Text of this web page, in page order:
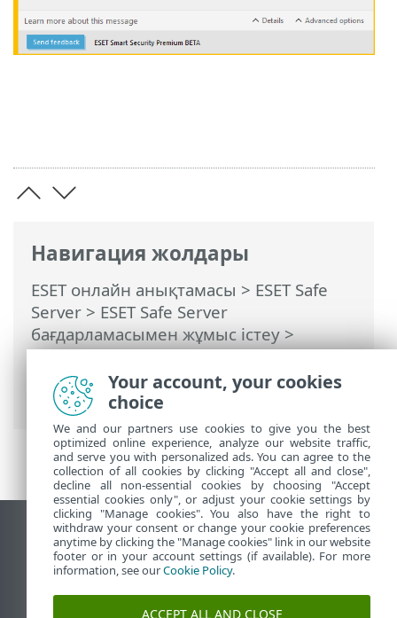
Навигация жолдары
ESET онлайн анықтамасы > ESET Safe
Server > ESET Safe Server
бағдарламасымен жұмыс істеу>
Кеңейтілген орнату>Қарап шығулар>
HIPS – Хост негізіндегі енуді болдырмау
жүйесі> HIPS интерактивті терезесі
Жұмыс үстеліндегі сайтты қарау
End of Life
ESET білім қоры
ESET форумы
Your account, your cookies
choice
We and our partners use cookies to give you the best
optimized online experience, analyze our website traffic,
and serve you with personalized ads. You can agree to the
collection of all cookies by clicking "Accept all and close",
decline all non-essential cookies by choosing "Accept
essential cookies only", or adjust your cookie settings by
clicking "Manage cookies". You also have the right to
withdraw your consent or change your cookie preferences
anytime by clicking the "Manage cookies" link in our website
footer or in your account settings (if available). For more
information, see ourCookie Policy.
ACCEPT ALL AND CLOSE